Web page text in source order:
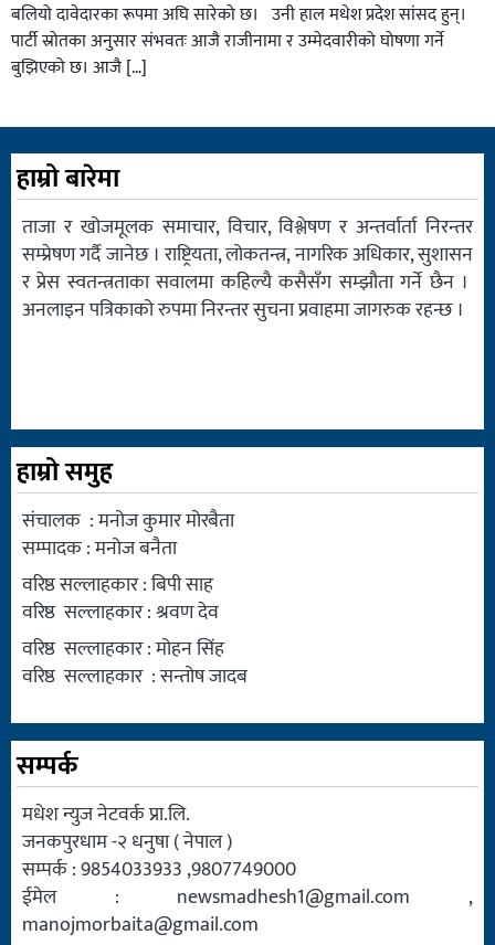
बलियो दावेदारका रूपमा अघि सारेको छ। उनी हाल मधेश प्रदेश सांसद हुन्।
पार्टी स्रोतका अनुसार संभवतः आजै राजीनामा र उम्मेदवारीको घोषणा गर्ने
बुझिएको छ। आजै […]
हाम्रो बारेमा
ताजा र खोजमूलक समाचार, विचार, विश्लेषण र अन्तर्वार्ता निरन्तर
सम्प्रेषण गर्दै जानेछ । राष्ट्रियता, लोकतन्त्र, नागरिक अधिकार, सुशासन
र प्रेस स्वतन्त्रताका सवालमा कहिल्यै कसैसँग सम्झौता गर्ने छैन ।
अनलाइन पत्रिकाको रुपमा निरन्तर सुचना प्रवाहमा जागरुक रहन्छ ।
हाम्रो समुह
संचालक : मनोज कुमार मोरबैता
सम्पादक : मनोज बनैता
वरिष्ठ सल्लाहकार : बिपी साह
वरिष्ठ सल्लाहकार : श्रवण देव
वरिष्ठ सल्लाहकार : मोहन सिंह
वरिष्ठ सल्लाहकार : सन्तोष जादब
सम्पर्क
मधेश न्युज नेटवर्क प्रा.लि.
जनकपुरधाम -२ धनुषा ( नेपाल )
सम्पर्क : 9854033933 ,9807749000
ईमेल : newsmadhesh1@gmail.com ,
manojmorbaita@gmail.com